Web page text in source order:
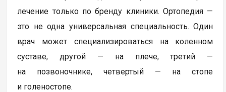
лечение только по бренду клиники. Ортопедия —
это не одна универсальная специальность. Один
врач может специализироваться на коленном
суставе, другой — на плече, третий —
на позвоночнике, четвертый — на стопе
и голеностопе.